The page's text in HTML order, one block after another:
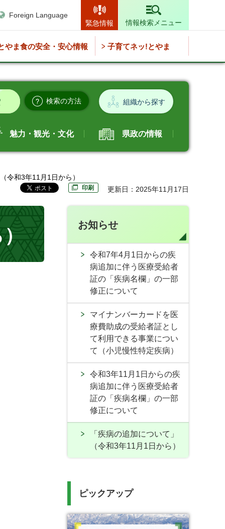
Foreign Language
緊急情報
情報検索メニュー
やま食の安全・安心情報 子育てネッ!とやま
検索の方法 組織から探す
魅力・観光・文化 県政の情報
令和3年11月1日から）
印刷 更新日：2025年11月17日
お知らせ
令和7年4月1日からの疾
病追加に伴う医療受給者
証の「疾病名欄」の一部
修正について
マイナンバーカードを医
療費助成の受給者証とし
て利用できる事業につい
て（小児慢性特定疾病）
令和3年11月1日からの疾
病追加に伴う医療受給者
証の「疾病名欄」の一部
修正について
「疾病の追加について」
（令和3年11月1日から）
ピックアップ